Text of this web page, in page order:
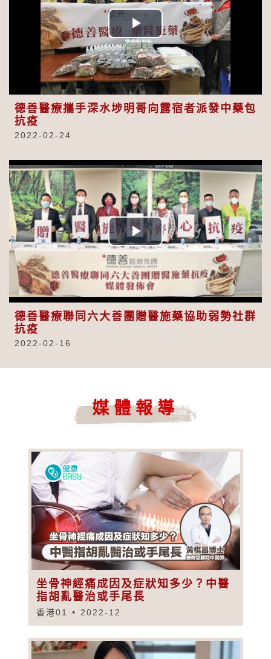
Play
Video
德善醫療攜手深水埗明哥向露宿者派發中藥包
抗疫
2022-02-24
Play
Video
德善醫療聯同六大善團贈醫施藥協助弱勢社群
抗疫
2022-02-16
媒體報導
坐骨神經痛成因及症狀知多少？中醫
指胡亂醫治或手尾長
香港01 2022-12